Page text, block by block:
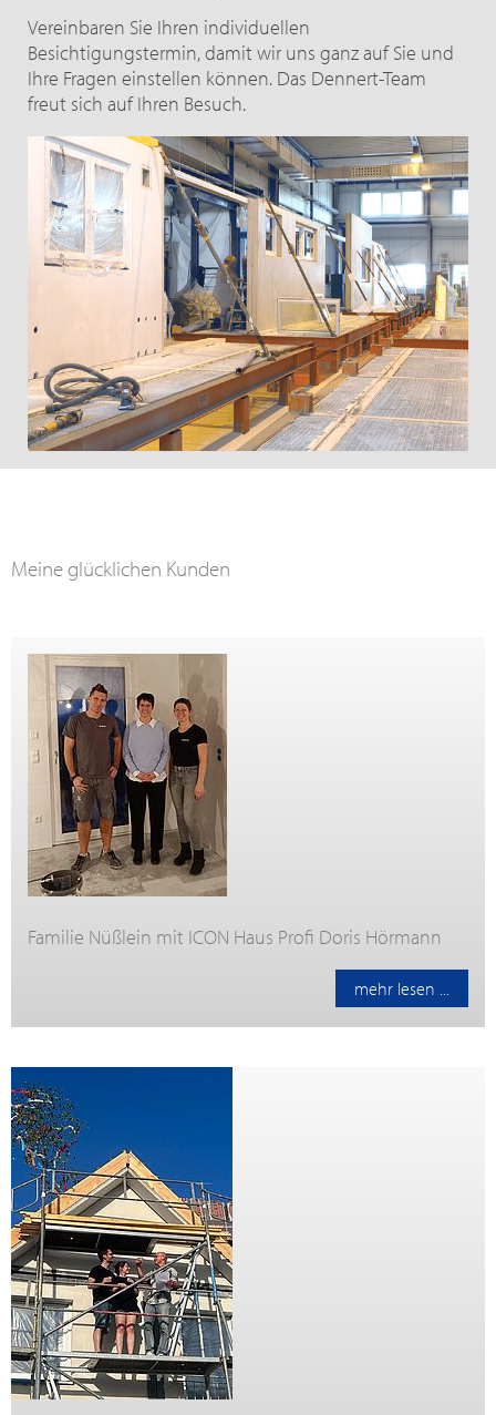
Vereinbaren Sie Ihren individuellen
Besichtigungstermin, damit wir uns ganz auf Sie und
Ihre Fragen einstellen können. Das Dennert-Team
freut sich auf Ihren Besuch.
Meine glücklichen Kunden
Familie Nüßlein mit ICON Haus Profi Doris Hörmann
mehr lesen ...